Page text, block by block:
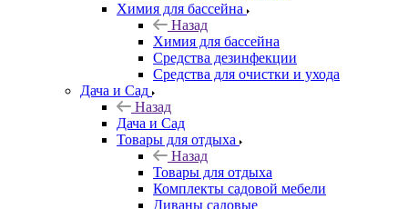
Химия для бассейна
Назад
Химия для бассейна
Средства дезинфекции
Средства для очистки и ухода
Дача и Сад
Назад
Дача и Сад
Товары для отдыха
Назад
Товары для отдыха
Комплекты садовой мебели
Диваны садовые